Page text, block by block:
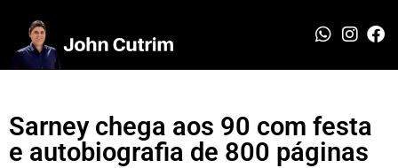
Sarney chega aos 90 com festa
e autobiografia de 800 páginas